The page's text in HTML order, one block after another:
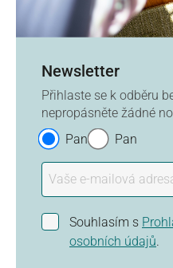
Newsletter
Přihlaste se k odběru
nepropásněte žádné
Paní
Pan
Souhlasím s
osobních údajů.